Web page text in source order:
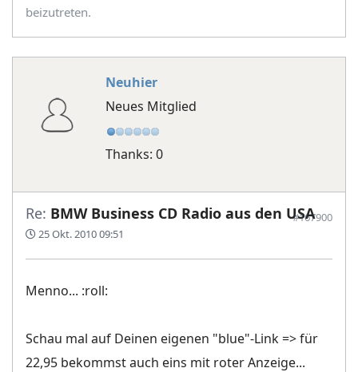
beizutreten.
Neuhier
Neues Mitglied
Thanks: 0
Re: BMW Business CD Radio aus den USA
25 Okt. 2010 09:51
#167900
Menno... :roll:
Schau mal auf Deinen eigenen "blue"-Link => für
22,95 bekommst auch eins mit roter Anzeige...